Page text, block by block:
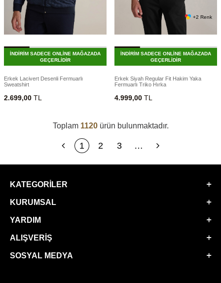
İNDİRİM SADECE ONLİNE MAĞAZADA
GEÇERLİDİR
Erkek Lacivert Desenli Fermuarlı
Sweatshirt
2.699,00 TL
+2 Renk
İNDİRİM SADECE ONLİNE MAĞAZADA
GEÇERLİDİR
Erkek Siyah Regular Fit Hakim Yaka
Fermuarlı Triko Hırka
4.999,00 TL
Toplam 1120ürün bulunmaktadır.
1 2 3 …
KATEGORILER
KURUMSAL
YARDIM
ALIŞVERIŞ
SOSYAL MEDYA